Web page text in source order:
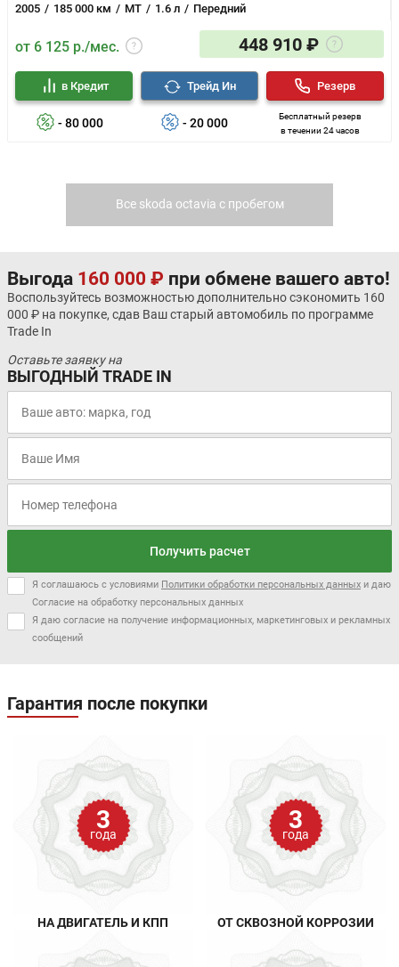
2005 185 000 км MT 1.6 л Передний
от 6 125 р./мес. 448 910 ₽
- 80 000
в Кредит
- 20 000
Трейд Ин
Бесплатный резерв
в течении 24 часов
Резерв
Все skoda octavia с пробегом
Выгода 160 000 ₽ при обмене вашего авто!
Воспользуйтесь возможностью дополнительно сэкономить 160
000 ₽ на покупке, сдав Ваш старый автомобиль по программе
Trade In
Оставьте заявку на
ВЫГОДНЫЙ TRADE IN
Получить расчет
Я соглашаюсь с условиями Политики обработки персональных данных и даю
Согласие на обработку персональных данных
Я даю согласие на получение информационных, маркетинговых и рекламных
сообщений
Гарантия после покупки
3
года
НА ДВИГАТЕЛЬ И КПП
3
года
ОТ СКВОЗНОЙ КОРРОЗИИ